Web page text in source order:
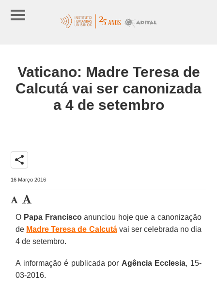
Vaticano: Madre Teresa de
Calcutá vai ser canonizada
a 4 de setembro
share
16 Março 2016
O Papa Franciscoanunciou hoje que a canonização
de Madre Teresa de Calcutávai ser celebrada no dia
4 de setembro.
A informação é publicada por Agência Ecclesia, 15-
03-2016.